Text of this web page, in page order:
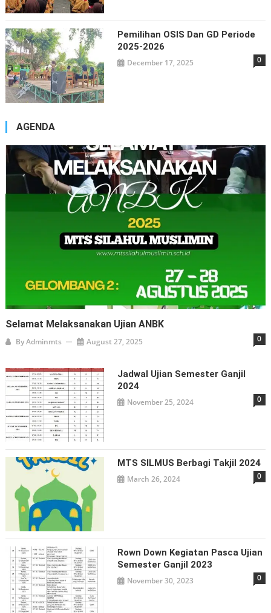
Pemilihan OSIS Dan GD Periode
2025-2026
December 17, 2025 0
AGENDA
Selamat Melaksanakan Ujian ANBK
ByAdminmts August 27, 2025 0
Jadwal Ujian Semester Ganjil
2024
November 25, 2024 0
MTS SILMUS Berbagi Takjil 2024
March 26, 2024 0
Rown Down Kegiatan Pasca Ujian
Semester Ganjil 2023
November 30, 2023 0